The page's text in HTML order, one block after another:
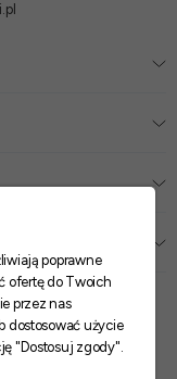
poprawne
ofertę do Twoich
przez nas
dostosować użycie
"Dostosuj zgody".